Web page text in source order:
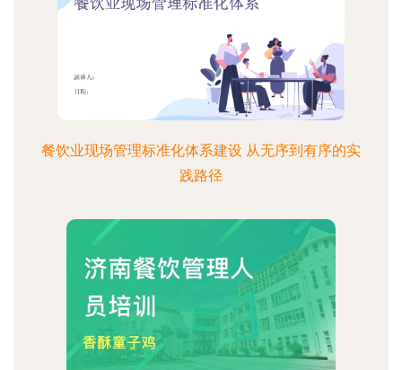
餐饮业现场管理标准化体系建设 从无序到有序的实
践路径